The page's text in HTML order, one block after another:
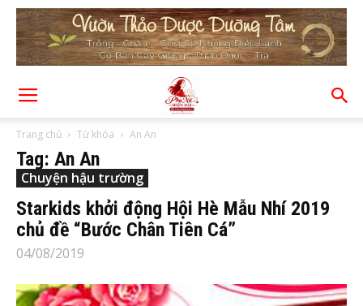
Trang chủ Từ khóa An An
Tag: An An
Chuyện hậu trường
Starkids khởi động Hội Hè Mẫu Nhí 2019
chủ đề “Bước Chân Tiên Cá”
04/08/2019